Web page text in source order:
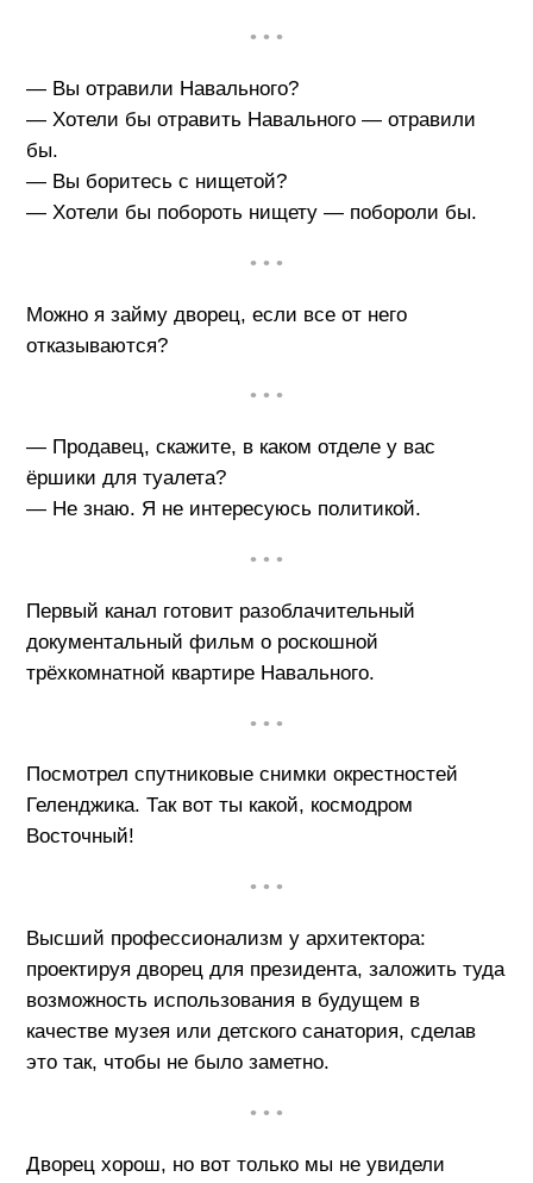
• • •
— Вы отравили Навального?
— Хотели бы отравить Навального — отравили
бы.
— Вы боритесь с нищетой?
— Хотели бы побороть нищету — побороли бы.
• • •
Можно я займу дворец, если все от него
отказываются?
• • •
— Продавец, скажите, в каком отделе у вас
ёршики для туалета?
— Не знаю. Я не интересуюсь политикой.
• • •
Первый канал готовит разоблачительный
документальный фильм о роскошной
трёхкомнатной квартире Навального.
• • •
Посмотрел спутниковые снимки окрестностей
Геленджика. Так вот ты какой, космодром
Восточный!
• • •
Высший профессионализм у архитектора:
проектируя дворец для президента, заложить туда
возможность использования в будущем в
качестве музея или детского санатория, сделав
это так, чтобы не было заметно.
• • •
Дворец хорош, но вот только мы не увидели